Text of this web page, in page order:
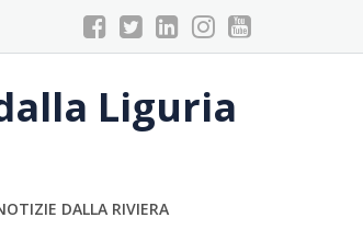
Liguria
DALLA RIVIERA